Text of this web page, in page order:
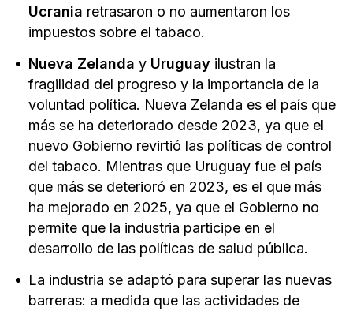
Ucrania retrasaron o no aumentaron los
impuestos sobre el tabaco.
Nueva Zelanda y Uruguay ilustran la
fragilidad del progreso y la importancia de la
voluntad política. Nueva Zelanda es el país que
más se ha deteriorado desde 2023, ya que el
nuevo Gobierno revirtió las políticas de control
del tabaco. Mientras que Uruguay fue el país
que más se deterioró en 2023, es el que más
ha mejorado en 2025, ya que el Gobierno no
permite que la industria participe en el
desarrollo de las políticas de salud pública.
La industria se adaptó para superar las nuevas
barreras: a medida que las actividades de